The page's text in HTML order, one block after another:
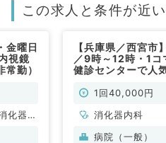
この求人と条件が近
金曜日
視鏡
勤）
化器外
【兵庫県／西宮市
／9時～12時・1
健診センターで人
1回40,000円
消化器内科
病院（一般）